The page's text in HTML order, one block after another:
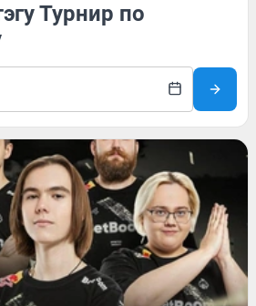
Турнир по